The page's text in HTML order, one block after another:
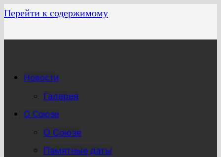
Перейти к содержимому
Новости
Галерея
О Союзе
О Союзе
Памятные даты